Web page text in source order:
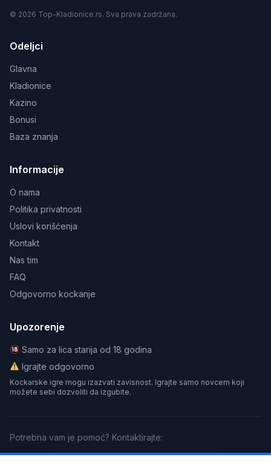
© 2026 Top-Kladionice.rs. Sva prava zadržana.
Odeljci
Glavna
Kladionice
Kazino
Bonusi
Baza znanja
Informacije
O nama
Politika privatnosti
Uslovi korišćenja
Kontakt
Nas tim
FAQ
Odgovorno kockanje
Upozorenje
Samo za lica starija od 18 godina
Igrajte odgovorno
Kockarske igre mogu izazvati zavisnost. Igrajte samo novcem koji
možete sebi dozvoliti da izgubite.
Potrebna vam je pomoć? Kontaktirajte:
GamCareBeGambleAwareGamblers Anonymous